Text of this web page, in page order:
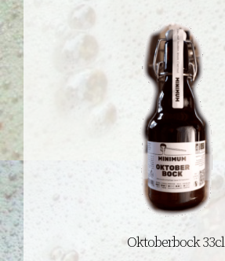
Oktoberbock 33cl